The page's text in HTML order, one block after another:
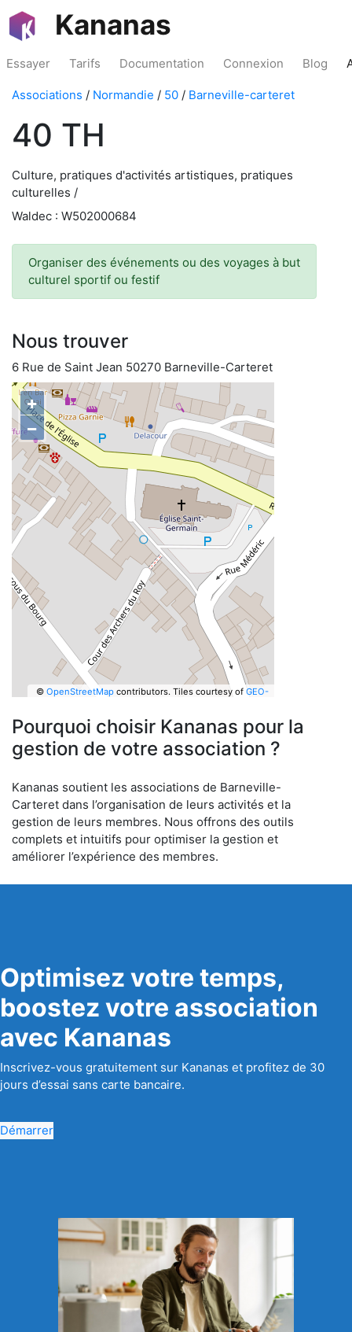
Kananas
Essayer Tarifs Documentation Connexion Blog
Associations / Normandie / 50 / Barneville-carteret
40 TH
Culture, pratiques d'activités artistiques, pratiques
culturelles /
Waldec : W502000684
Organiser des événements ou des voyages à but
culturel sportif ou festif
Nous trouver
6 Rue de Saint Jean 50270 Barneville-Carteret
+
−
© OpenStreetMapcontributors. Tiles courtesy of GEO-
Pourquoi choisir Kananas pour la
gestion de votre association ?
Kananas soutient les associations de Barneville-
Carteret dans l’organisation de leurs activités et la
gestion de leurs membres. Nous offrons des outils
complets et intuitifs pour optimiser la gestion et
améliorer l’expérience des membres.
Optimisez votre temps,
boostez votre association
avec Kananas
Inscrivez-vous gratuitement sur Kananas et profitez de 30
jours d’essai sans carte bancaire.
Démarrer